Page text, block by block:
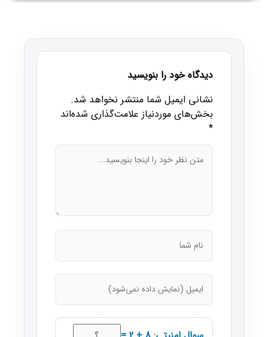
دیدگاه خود را بنویسید
نشانی ایمیل شما منتشر نخواهد شد.
بخش‌های موردنیاز علامت‌گذاری شده‌اند
*